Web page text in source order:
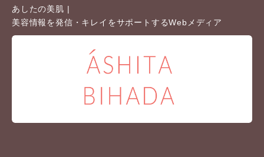
あしたの美肌 |
美容情報を発信・キレイをサポートするWebメディア